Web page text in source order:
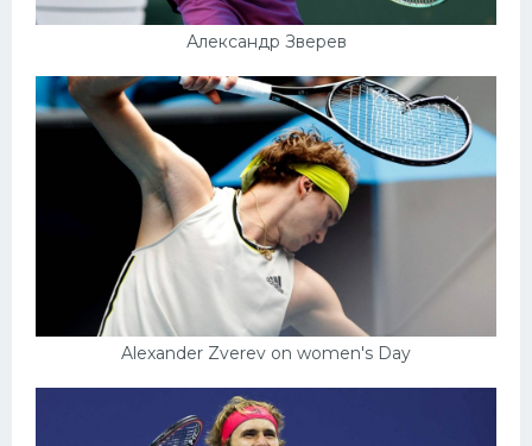
Александр Зверев
Alexander Zverev on women's Day